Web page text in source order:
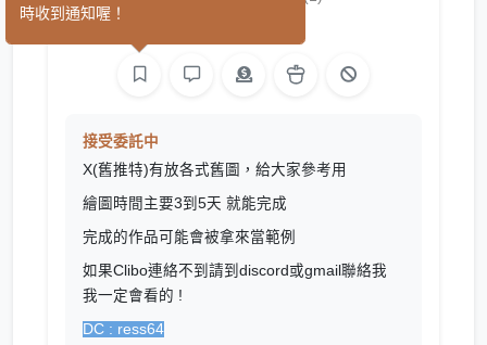
接受委託中
X(舊推特)有放各式舊圖，給大家參考用
繪圖時間主要3到5天 就能完成
完成的作品可能會被拿來當範例
如果Clibo連絡不到請到discord或gmail聯絡我
我一定會看的 !
DC : ress64
時收到通知喔！